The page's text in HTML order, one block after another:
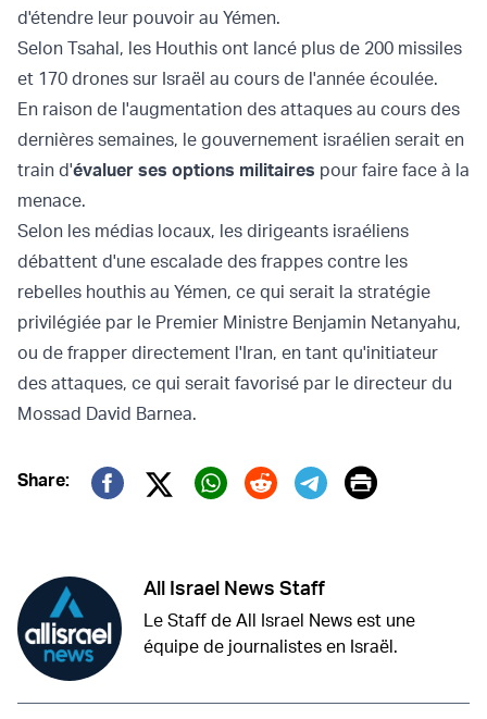
d'étendre leur pouvoir au Yémen.
Selon Tsahal, les Houthis ont lancé plus de 200 missiles
et 170 drones sur Israël au cours de l'année écoulée.
En raison de l'augmentation des attaques au cours des
dernières semaines, le gouvernement israélien serait en
train d'évaluer ses options militaires pour faire face à la
menace.
Selon les médias locaux, les dirigeants israéliens
débattent d'une escalade des frappes contre les
rebelles houthis au Yémen, ce qui serait la stratégie
privilégiée par le Premier Ministre Benjamin Netanyahu,
ou de frapper directement l'Iran, en tant qu'initiateur
des attaques, ce qui serait favorisé par le directeur du
Mossad David Barnea.
Share:
Twitter (X)
Print
All Israel News Staff
Le Staff de All Israel News est une
équipe de journalistes en Israël.